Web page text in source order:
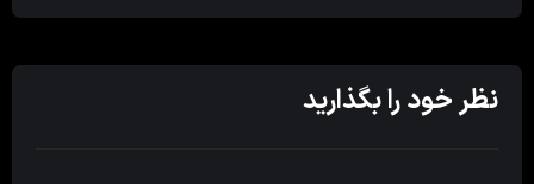
نظر خود را بگذارید